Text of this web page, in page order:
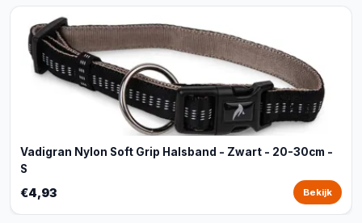
Vadigran Nylon Soft Grip Halsband - Zwart - 20-30cm -
S
€4,93 Bekijk